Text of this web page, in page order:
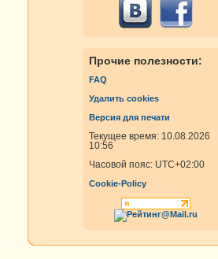
Прочие полезности:
FAQ
Удалить cookies
Версия для печати
Текущее время: 10.08.2026
10:56
Часовой пояс: UTC+02:00
Cookie-Policy